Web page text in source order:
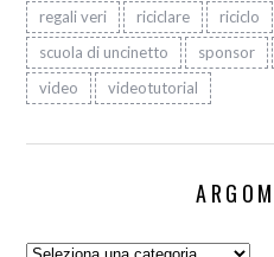
regali veri
riciclare riciclo
scuola di uncinetto
sponsor
video
videotutorial
Argomenti: